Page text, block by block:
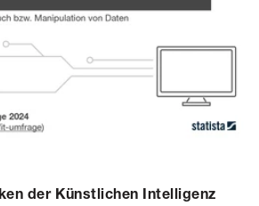
der Künstlichen Intelligenz